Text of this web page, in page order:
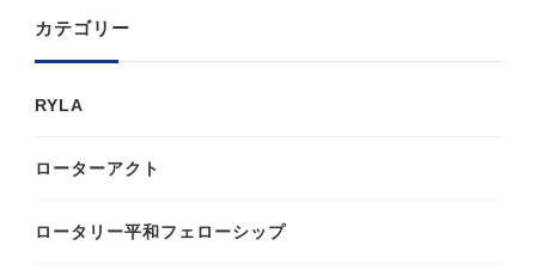
カテゴリー
RYLA
ローターアクト
ロータリー平和フェローシップ